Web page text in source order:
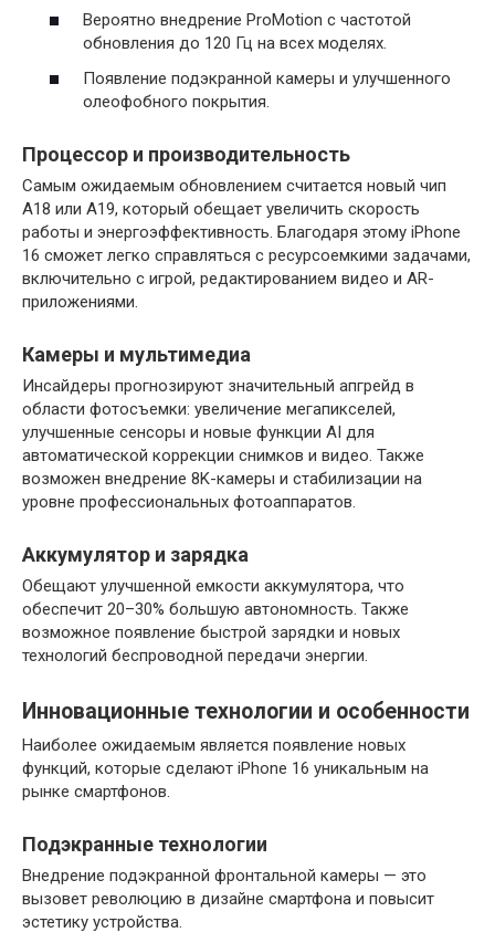
Вероятно внедрение ProMotion с частотой
обновления до 120 Гц на всех моделях.
Появление подэкранной камеры и улучшенного
олеофобного покрытия.
Процессор и производительность
Самым ожидаемым обновлением считается новый чип
A18 или A19, который обещает увеличить скорость
работы и энергоэффективность. Благодаря этому iPhone
16 сможет легко справляться с ресурсоемкими задачами,
включительно с игрой, редактированием видео и AR-
приложениями.
Камеры и мультимедиа
Инсайдеры прогнозируют значительный апгрейд в
области фотосъемки: увеличение мегапикселей,
улучшенные сенсоры и новые функции AI для
автоматической коррекции снимков и видео. Также
возможен внедрение 8K-камеры и стабилизации на
уровне профессиональных фотоаппаратов.
Аккумулятор и зарядка
Обещают улучшенной емкости аккумулятора, что
обеспечит 20–30% большую автономность. Также
возможное появление быстрой зарядки и новых
технологий беспроводной передачи энергии.
Инновационные технологии и особенности
Наиболее ожидаемым является появление новых
функций, которые сделают iPhone 16 уникальным на
рынке смартфонов.
Подэкранные технологии
Внедрение подэкранной фронтальной камеры — это
вызовет революцию в дизайне смартфона и повысит
эстетику устройства.